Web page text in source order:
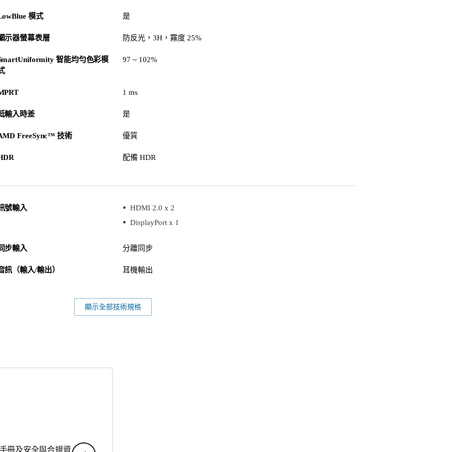
模式 是
示器螢幕表層 防反光，3H，霧度 25%
智能均勻色彩模
97 ~ 102%
1 ms
輸入時差 是
FreeSync™ 技術 優質
配備 HDR
號輸入
HDMI 2.0 x 2
DisplayPort x 1
步輸入 分離同步
訊（輸入/輸出） 耳機輸出
顯示全部技術規格
冊及安全與合規資